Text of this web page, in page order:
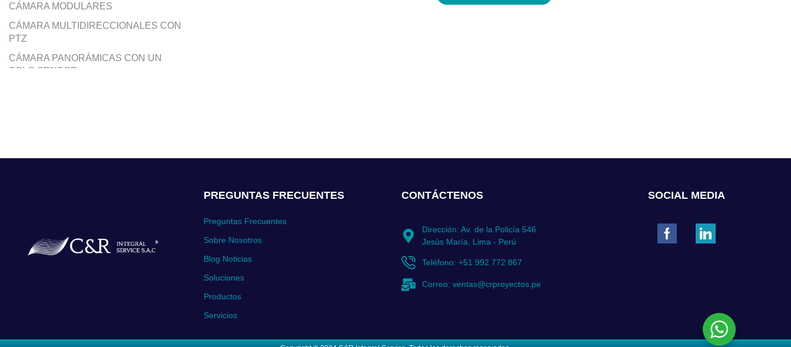
CÁMARA MODULARES
CÁMARA MULTIDIRECCIONALES CON
PTZ
CÁMARA PANORÁMICAS CON UN
SOLO SENSOR
CÁMARAS CON PROTECCIÓN PARA
ENTORNOS EXPLOSIVOS ZONA 2
PREGUNTAS FRECUENTES
Preguntas Frecuentes
Sobre Nosotros
Blog Noticias
Soluciones
Productos
Servicios
CONTÁCTENOS
Dirección: Av. de la Policía 546
Jesús María. Lima - Perú
Teléfono: +51 992 772 867
Correo: ventas@crproyectos.pe
SOCIAL MEDIA